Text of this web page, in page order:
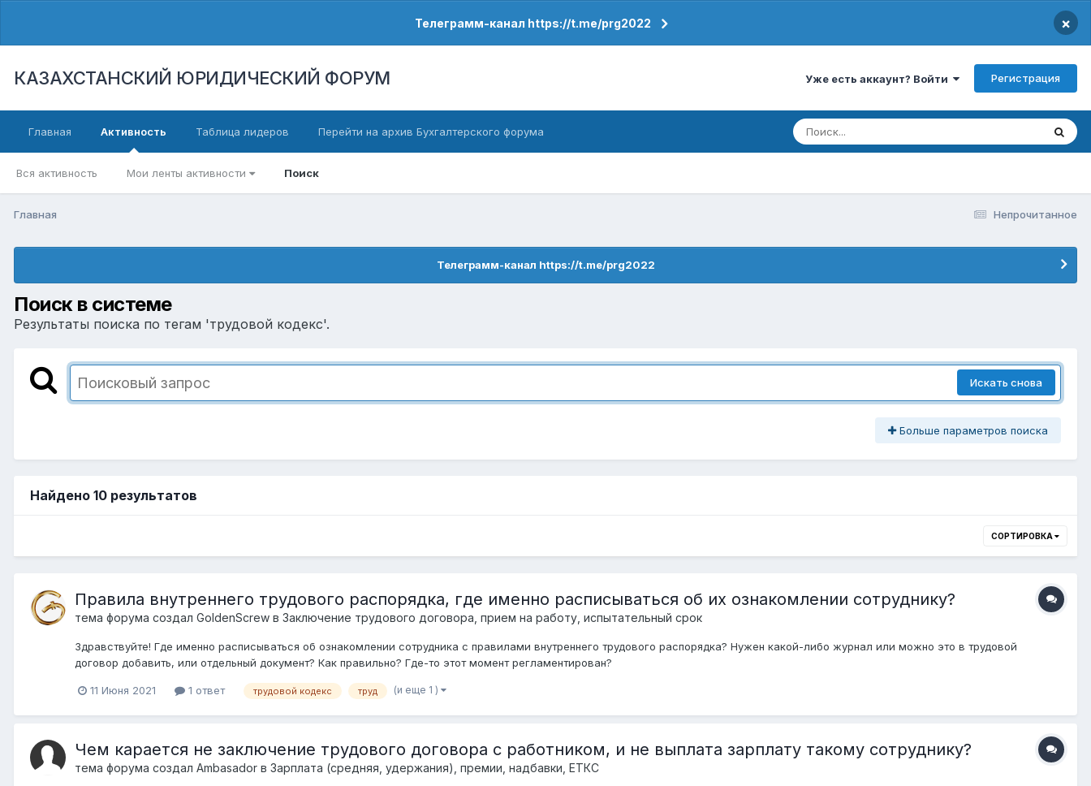
Телеграмм-канал https://t.me/prg2022 ×
КАЗАХСТАНСКИЙ ЮРИДИЧЕСКИЙ ФОРУМ Уже есть аккаунт? Войти Регистрация
Главная Активность
Вся активность Мои ленты активности Поиск
Таблица лидеров Перейти на архив Бухгалтерского форума
Непрочитанное
Главная
Телеграмм-канал https://t.me/prg2022
Поиск в системе
Результаты поиска по тегам 'трудовой кодекс'.
Искать снова
Больше параметров поиска
Найдено 10 результатов
СОРТИРОВКА
Правила внутреннего трудового распорядка, где именно расписываться об их ознакомлении сотруднику?
тема форума создал GoldenScrew в Заключение трудового договора, прием на работу, испытательный срок
Здравствуйте! Где именно расписываться об ознакомлении сотрудника с правилами внутреннего трудового распорядка? Нужен какой-либо журнал или можно это в трудовой
договор добавить, или отдельный документ? Как правильно? Где-то этот момент регламентирован?
11 Июня 2021 1 ответ трудовой кодекс труд (и еще 1 )
Чем карается не заключение трудового договора с работником, и не выплата зарплату такому сотруднику?
тема форума создал Ambasador в Зарплата (средняя, удержания), премии, надбавки, ЕТКС